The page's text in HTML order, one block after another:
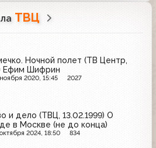
ТВЦ
Ночной полет (ТВ Центр,
Ефим Шифрин
2020, 15:45 2027
и дело (ТВЦ, 13.02.1999) О
в Москве (не до конца)
2024, 18:50 834